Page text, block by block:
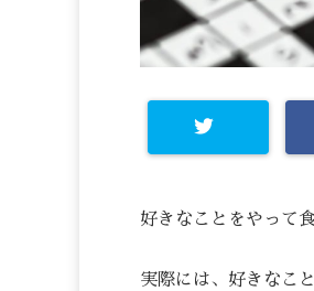
好きなことをやって
実際には、好きなこ